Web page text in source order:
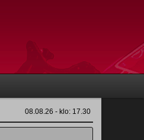
08.08.26 - klo: 17.30